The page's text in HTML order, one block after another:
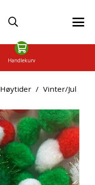
Handlekurv
Høytider / Vinter/Jul